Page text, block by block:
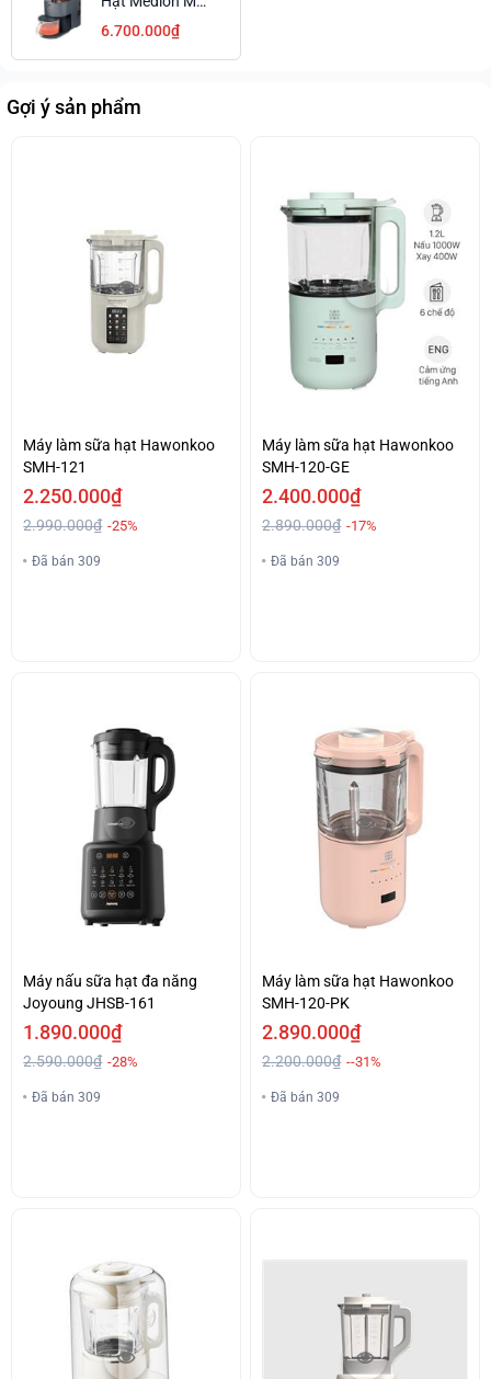
19725
6.700.000₫
Gợi ý sản phẩm
Máy làm sữa hạt Hawonkoo
SMH-121
2.250.000₫
2.990.000₫ -25%
Đã bán 309
Máy làm sữa hạt Hawonkoo
SMH-120-GE
2.400.000₫
2.890.000₫ -17%
Đã bán 309
Máy nấu sữa hạt đa năng
Joyoung JHSB-161
1.890.000₫
2.590.000₫ -28%
Đã bán 309
Máy làm sữa hạt Hawonkoo
SMH-120-PK
2.890.000₫
2.200.000₫ --31%
Đã bán 309